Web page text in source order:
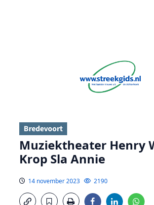
Bredevoort
Muziektheater Henry
Krop Sla Annie
14 november 2023 2190